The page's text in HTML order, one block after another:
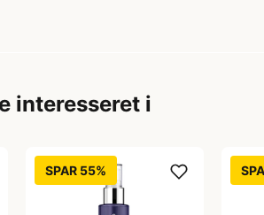
interesseret i
SPAR 55%